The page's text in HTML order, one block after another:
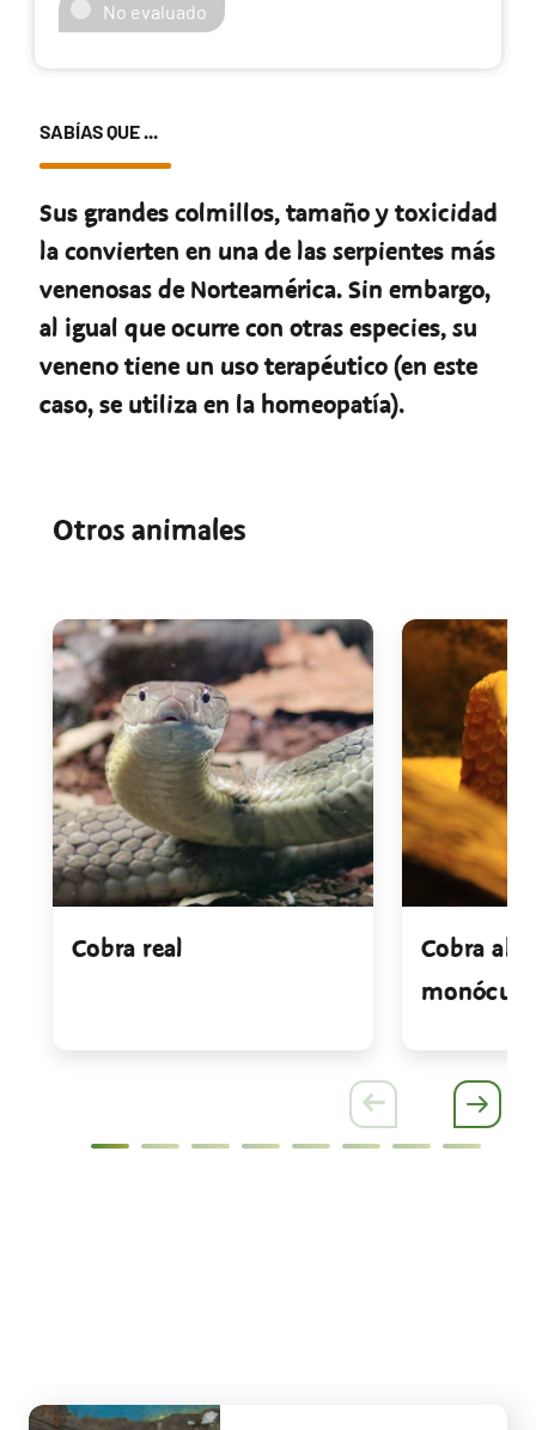
No evaluado
SABÍAS QUE ...
Sus grandes colmillos, tamaño y toxicidad
la convierten en una de las serpientes más
venenosas de Norteamérica. Sin embargo,
al igual que ocurre con otras especies, su
veneno tiene un uso terapéutico (en este
caso, se utiliza en la homeopatía).
Otros animales
Cobra real
Cobra
monóculo